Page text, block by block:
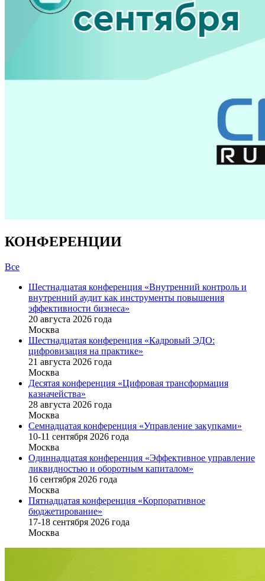
КОНФЕРЕНЦИИ
Все
Шестнадцатая конференция «Внутренний контроль и
внутренний аудит как инструменты повышения
эффективности бизнеса»
20 августа 2026 года
Москва
Шестнадцатая конференция «Кадровый ЭДО:
цифровизация на практике»
21 августа 2026 года
Москва
Десятая конференция «Цифровая трансформация
казначейства»
28 августа 2026 года
Москва
Семнадцатая конференция «Управление закупками»
10-11 сентября 2026 года
Москва
Одиннадцатая конференция «Эффективное управление
ликвидностью и оборотным капиталом»
16 cентября 2026 года
Москва
Пятнадцатая конференция «Корпоративное
бюджетирование»
17-18 сентября 2026 года
Москва